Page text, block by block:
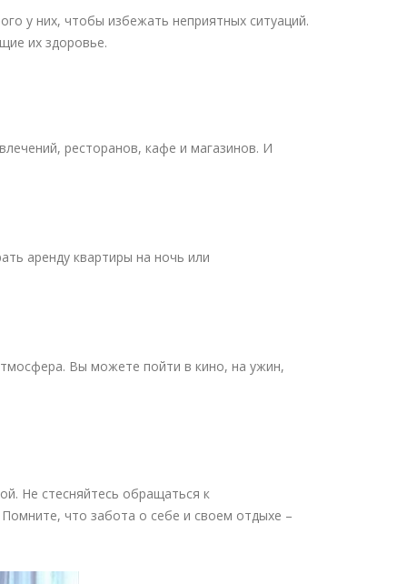
у них, чтобы избежать неприятных ситуаций.
их здоровье.
ресторанов, кафе и магазинов. И
аренду квартиры на ночь или
Вы можете пойти в кино, на ужин,
Не стесняйтесь обращаться к
что забота о себе и своем отдыхе –